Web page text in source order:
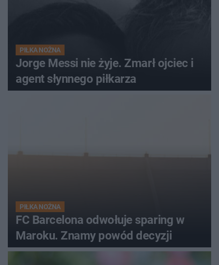
PIŁKA NOŻNA
Jorge Messi nie żyje. Zmarł ojciec i
agent słynnego piłkarza
PIŁKA NOŻNA
FC Barcelona odwołuje sparing w
Maroku. Znamy powód decyzji